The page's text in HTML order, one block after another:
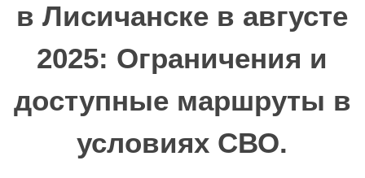
в Лисичанске в августе
2025: Ограничения и
доступные маршруты в
условиях СВО.